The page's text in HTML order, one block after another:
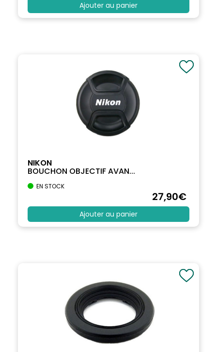
Ajouter au panier
NIKON
BOUCHON OBJECTIF AVAN...
EN STOCK
27,90€
Ajouter au panier